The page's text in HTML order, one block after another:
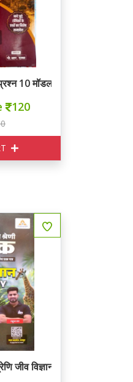
10 मॉडल पेपर्स
120
जीव विज्ञान ZOOLOGY नोटस